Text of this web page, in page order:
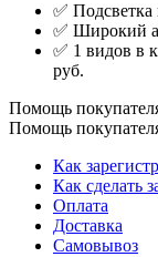
✅ Подсветка
✅ Широкий
✅ 1 видов в
руб.
Помощь
Помощь
Как
Как сделать
Оплата
Доставка
Самовывоз